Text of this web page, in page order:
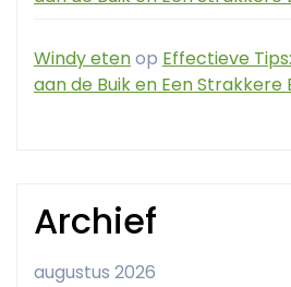
Windy etenop Effectieve
aan de Buik en Een Strakkere
Archief
augustus 2026